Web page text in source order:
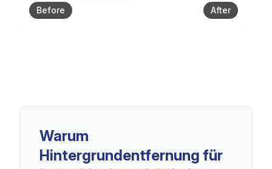
Before After
Warum
Hintergrundentfernung für